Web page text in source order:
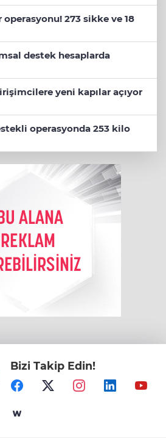
273 sikke ve 18
destek hesaplarda
yeni kapılar açıyor
operasyonda 253 kilo
Bizi Takip Edin!